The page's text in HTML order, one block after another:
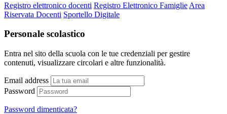
Registro elettronico docenti Registro Elettronico Famiglie Area
Riservata Docenti Sportello Digitale
Personale scolastico
Entra nel sito della scuola con le tue credenziali per gestire
contenuti, visualizzare circolari e altre funzionalità.
Email address
Password
Password dimenticata?